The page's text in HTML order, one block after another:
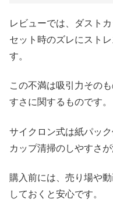
レビューでは、ダスト
セット時のズレにスト
す。
この不満は吸引力その
すさに関するものです。
サイクロン式は紙パッ
カップ清掃のしやすさ
購入前には、売り場や
しておくと安心です。